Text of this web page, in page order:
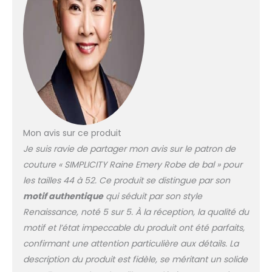
s'adapter à votre style
Suggestion de tissu :
corsage et contraste de
2,5 cm Dupioni, satin,
shantung, taffetas, lame.
Corsage également en :
brocart, velours. Contraste
2,3 : tulle (en deux couleurs
coordonnées). Entoilage :
Entoilage : léger et fusible.
Mon avis sur ce produit
Je suis ravie de partager mon avis sur le patron de
couture « SIMPLICITY Raine Emery Robe de bal » pour
les tailles 44 à 52. Ce produit se distingue par son
motif authentiquequi séduit par son style
Renaissance, noté 5 sur 5. À la réception, la qualité du
motif et l’état impeccable du produit ont été parfaits,
confirmant une attention particulière aux détails. La
description du produit est fidèle, se méritant un solide